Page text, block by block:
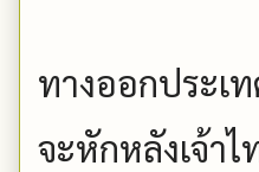
ทางออกประเ
จะหักหลังเจ้า